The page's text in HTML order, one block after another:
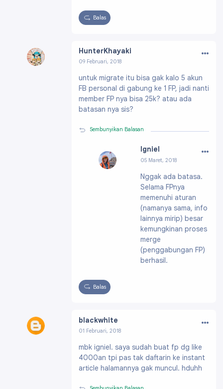
Balas
HunterKhayaki
09 Februari, 2018
64274056055300
…
untuk migrate itu bisa gak kalo 5 akun
FB personal di gabung ke 1 FP, jadi nanti
member FP nya bisa 25k? atau ada
batasan nya sis?
Sembunyikan Balasan
Igniel
05 Maret, 2018
t.blogger.com/pro
file/091991703796
61896200
…
Nggak ada batasa.
Selama FPnya
memenuhi aturan
(namanya sama, info
lainnya mirip) besar
kemungkinan proses
merge
(penggabungan FP)
berhasil.
Balas
blackwhite
01 Februari, 2018
2349195216650954
…
mbk igniel. saya sudah buat fp dg like
4000an tpi pas tak daftarin ke instant
article halamannya gak muncul. hduhh